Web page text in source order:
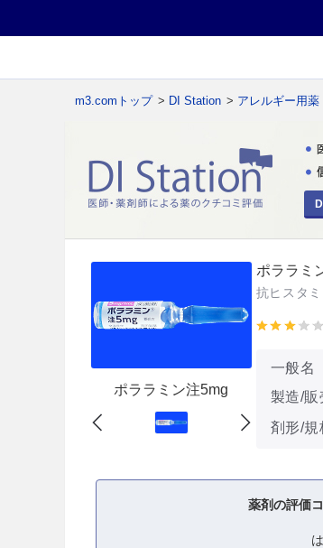
m3.comトップ > DI Station > アレルギー用薬
ポララミン注5mg
ポララミ
抗ヒスタミ
一般名
製造/販
剤形/規
薬剤の評価